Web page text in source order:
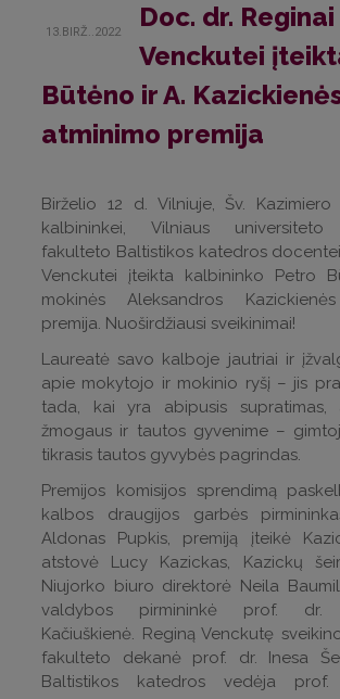
13.BIRŽ..2022
Doc. dr. Reginai
Venckutei
Būtėno ir A.
atminimo premija
Birželio 12 d. Vilniuje, Šv. Kazimiero
kalbininkei, Vilniaus universiteto
fakulteto Baltistikos katedros
Venckutei įteikta kalbininko Petro
mokinės Aleksandros
premija. Nuoširdžiausi sveikinimai!
Laureatė savo kalboje jautriai ir
apie mokytojo ir mokinio ryšį – jis
tada, kai yra abipusis supratimas,
žmogaus ir tautos gyvenime –
tikrasis tautos gyvybės pagrindas.
Premijos komisijos sprendimą
kalbos draugijos garbės
Aldonas Pupkis, premiją įteikė
atstovė Lucy Kazickas, Kazickų
Niujorko biuro direktorė Neila
valdybos pirmininkė prof. dr.
Kačiuškienė. Reginą Venckutę
fakulteto dekanė prof. dr. Inesa
Baltistikos katedros vedėja